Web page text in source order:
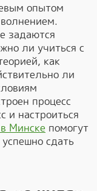
опытом
задаются
ли учиться с
как
ли
процесс
и настроиться
Минске помогут
сдать